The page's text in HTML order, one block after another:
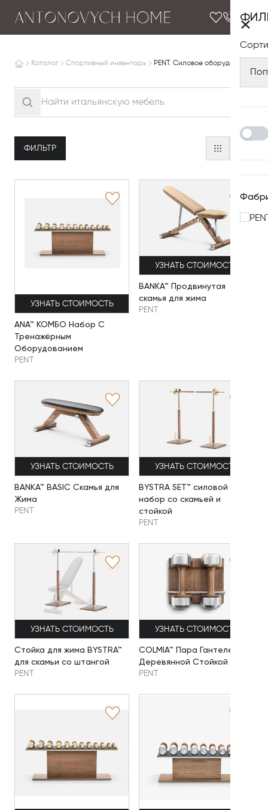
Каталог Спортивный инвентарь PENT. Силовое оборудование
ФИЛЬТР
×
УЗНАТЬ СТОИМОСТЬ
ANA™ КОМБО Набор С
Тренажёрным
Оборудованием
PENT
УЗНАТЬ СТОИМОСТЬ
BANKA™ Продвинутая
скамья для жима
PENT
УЗНАТЬ СТОИМОСТЬ
BANKA™ BASIC Скамья для
Жима
PENT
УЗНАТЬ СТОИМОСТЬ
BYSTRA SET™ силовой
набор со скамьей и
стойкой
PENT
УЗНАТЬ СТОИМОСТЬ
Стойка для жима BYSTRA™
для скамьи со штангой
PENT
УЗНАТЬ СТОИМОСТЬ
COLMIA™ Пара Гантелей с
Деревянной Стойкой
PENT